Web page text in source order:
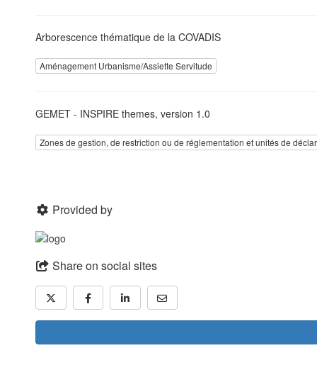
Arborescence thématique de la COVADIS
Aménagement Urbanisme/Assiette Servitude
GEMET - INSPIRE themes, version 1.0
Zones de gestion, de restriction ou de réglementation et unités de
Provided by
Share on social sites